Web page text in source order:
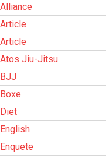
Alliance
Article
Article
Atos Jiu-Jitsu
BJJ
Boxe
Diet
English
Enquete